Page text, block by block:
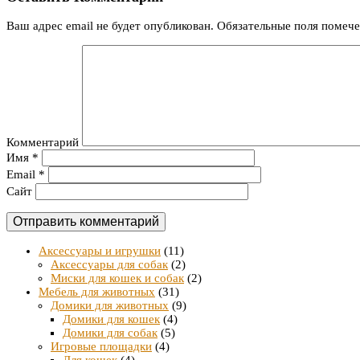
Ваш адрес email не будет опубликован. Обязательные поля
Комментарий
Имя *
Email *
Сайт
Аксессуары и игрушки (11)
Аксессуары для собак(2)
Миски для кошек и собак(2)
Мебель для животных (31)
Домики для животных (9)
Домики для кошек(4)
Домики для собак(5)
Игровые площадки (4)